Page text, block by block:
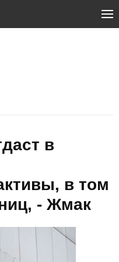
в
в том
- Жмак